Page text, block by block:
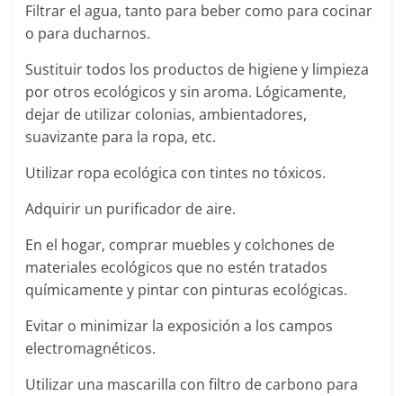
Filtrar el agua, tanto para beber como para cocinar
o para ducharnos.
Sustituir todos los productos de higiene y limpieza
por otros ecológicos y sin aroma. Lógicamente,
dejar de utilizar colonias, ambientadores,
suavizante para la ropa, etc.
Utilizar ropa ecológica con tintes no tóxicos.
Adquirir un purificador de aire.
En el hogar, comprar muebles y colchones de
materiales ecológicos que no estén tratados
químicamente y pintar con pinturas ecológicas.
Evitar o minimizar la exposición a los campos
electromagnéticos.
Utilizar una mascarilla con filtro de carbono para